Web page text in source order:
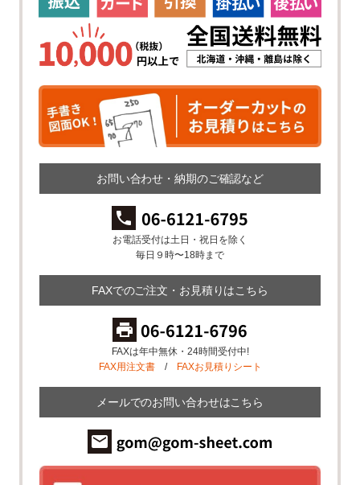
お問い合わせ・納期のご確認など
お電話受付は土日・祝日を除く
毎日９時〜18時まで
FAXでのご注文・お見積りはこちら
FAXは年中無休・24時間受付中!
FAX用注文書/ FAXお見積りシート
メールでのお問い合わせはこちら